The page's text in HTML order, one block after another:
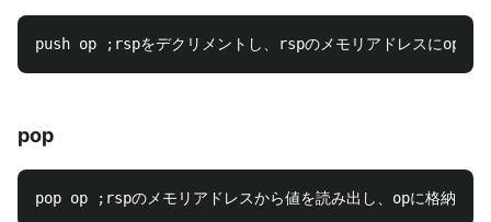
push op ; rspをデクリメントし、rspのメモリアドレスにopの値
pop
pop op ;